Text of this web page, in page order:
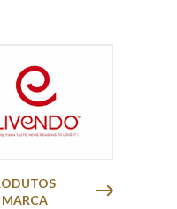
MARCA